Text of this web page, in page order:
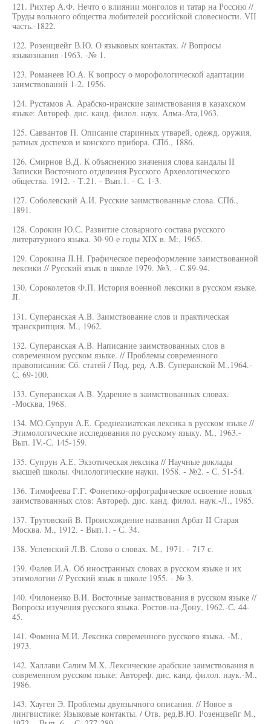
121. Рихтер А.Ф. Нечто о влиянии монголов и татар на Россию //
Труды вольного общества любителей российской словесности. VII
часть.-1822.
122. Розенцвейг В.Ю. О языковых контактах. // Вопросы
языкознания -1963. -№ 1.
123. Романеев Ю.А. К вопросу о морофологической адаптации
заимствований 1-2. 1956.
124. Рустамов А. Арабско-иранские заимствования в казахском
языке: Автореф. дис. канд. филол. наук. Алма-Ата,1963.
125. Саввантов П. Описание старинных утварей, одежд, оружия,
ратных доспехов и конского прибора. СПб., 1886.
126. Смирнов В.Д. К объяснению значения слова кандалы II
Записки Восточного отделения Русского Археологического
общества. 1912. - Т.21. - Вып.1. - С. 1-3.
127. Соболевский А.И. Русские заимствованные слова. СПб.,
1891.
128. Сорокин Ю.С. Развитие словарного состава русского
литературного языка. 30-90-е годы XIX в. М:, 1965.
129. Сорокина JI.H. Графическое переоформление заимствованной
лексики // Русский язык в школе 1979. №3. - С.89-94.
130. Сороколетов Ф.П. История военной лексики в русском языке.
JI.
131. Суперанская A.B. Заимствование слов и практическая
транскрипция. М., 1962.
132. Суперанская A.B. Написание заимствованных слов в
современном русском языке. // Проблемы современного
правописания: Сб. статей / Под. ред. A.B. Суперанской М.,1964.-
С. 69-100.
133. Суперанская A.B. Ударение в заимствованных словах.
-Москва, 1968.
134. МО.Супрун А.Е. Среднеазиатская лексика в русском языке //
Этимологические исследования по русскому языку. М., 1963.-
Вып. IV.-С. 145-159.
135. Супрун А.Е. Экзотическая лексика // Научные доклады
высшей школы. Филологические науки. 1958. - №2. - С. 51-54.
136. Тимофеева Г.Г. Фонетико-орфографическое освоение новых
заимствованных слов: Автореф. дис. канд. филол. наук.-Л., 1985.
137. Трутовский В. Происхождение названия Арбат II Старая
Москва. М., 1912. - Вып.1. - С. 34.
138. Успенский Л.В. Слово о словах. М., 1971. - 717 с.
139. Фалев И.А. Об иностранных словах в русском языке и их
этимологии // Русский язык в школе 1955. - № 3.
140. Филоненко В.И. Восточные заимствования в русском языке //
Вопросы изучения русского языка. Ростов-на-Дону, 1962.-С. 44-
45.
141. Фомина М.И. Лексика современного русского языка. -М.,
1973.
142. Халлави Салим М.Х. Лексические арабские заимствования в
современном русском языке: Автореф. дис. канд. филол. наук.-М.,
1986.
143. Хауген Э. Проблемы двуязычного описания. // Новое в
лингвистике: Языковые контакты. / Отв. ред.В.Ю. Розенцвейг М.,